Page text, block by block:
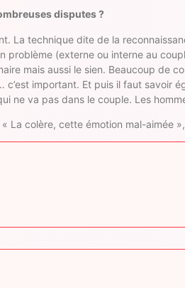
disputes ?
La technique dite de la
problème (externe ou interne au
mais aussi le sien. Beaucoup de
important. Et puis il faut savoir
ne va pas dans le couple. Les
La colère, cette émotion mal-aimée